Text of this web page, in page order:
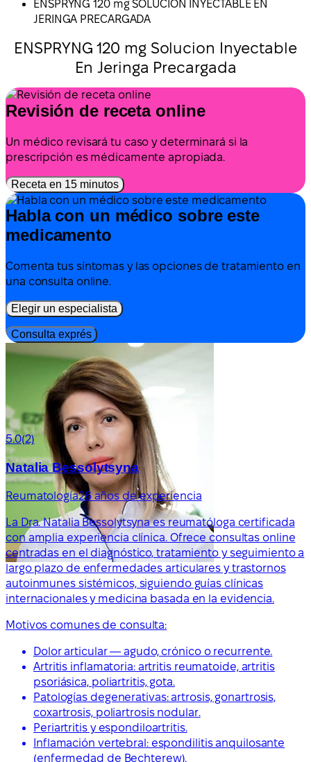
ENSPRYNG 120 mg SOLUCION INYECTABLE EN
JERINGA PRECARGADA
ENSPRYNG 120 mg Solucion Inyectable
En Jeringa Precargada
Revisión de receta online
Un médico revisará tu caso y determinará si la
prescripción es médicamente apropiada.
Receta en 15 minutos
Habla con un médico sobre este
medicamento
Comenta tus síntomas y las opciones de tratamiento en
una consulta online.
Elegir un especialista
Consulta exprés
5.0(2)
Natalia Bessolytsyna
Reumatología26 años de experiencia
La Dra. Natalia Bessolytsyna es reumatóloga certificada
con amplia experiencia clínica. Ofrece consultas online
centradas en el diagnóstico, tratamiento y seguimiento a
largo plazo de enfermedades articulares y trastornos
autoinmunes sistémicos, siguiendo guías clínicas
internacionales y medicina basada en la evidencia.
Motivos comunes de consulta:
Dolor articular — agudo, crónico o recurrente.
Artritis inflamatoria: artritis reumatoide, artritis
psoriásica, poliartritis, gota.
Patologías degenerativas: artrosis, gonartrosis,
coxartrosis, poliartrosis nodular.
Periartritis y espondiloartritis.
Inflamación vertebral: espondilitis anquilosante
(enfermedad de Bechterew).